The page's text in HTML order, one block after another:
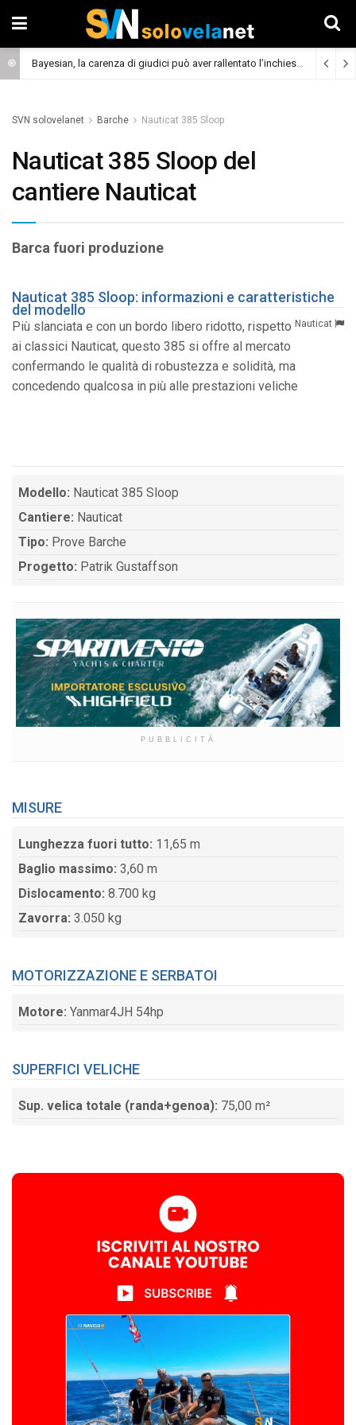
Bayesian, la carenza di giudici può aver rallentato l’inchiesta (Cronaca)
SVN solovelanet Barche Nauticat 385 Sloop
Nauticat 385 Sloop del
cantiere Nauticat
Barca fuori produzione
Nauticat 385 Sloop: informazioni e caratteristiche
del modello
Nauticat
Più slanciata e con un bordo libero ridotto, rispetto
ai classici Nauticat, questo 385 si offre al mercato
confermando le qualità di robustezza e solidità, ma
concedendo qualcosa in più alle prestazioni veliche
Modello: Nauticat 385 Sloop
Cantiere: Nauticat
Tipo: Prove Barche
Progetto: Patrik Gustaffson
PUBBLICITÀ
MISURE
Lunghezza fuori tutto: 11,65 m
Baglio massimo: 3,60 m
Dislocamento: 8.700 kg
Zavorra: 3.050 kg
MOTORIZZAZIONE E SERBATOI
Motore: Yanmar4JH 54hp
SUPERFICI VELICHE
Sup. velica totale (randa+genoa): 75,00 m²